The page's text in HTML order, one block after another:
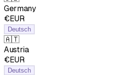
Germany
€EUR
Deutsch
🇦🇹
Austria
€EUR
Deutsch